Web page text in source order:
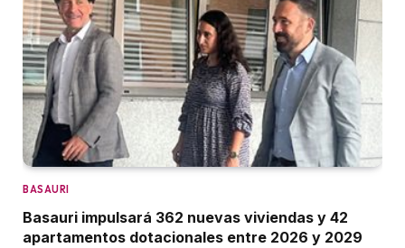
BASAURI
Basauri impulsará 362 nuevas viviendas y 42
apartamentos dotacionales entre 2026 y 2029